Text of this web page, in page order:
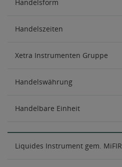
Handelsform
Handelszeiten
Xetra Instrumenten Gruppe
Handelswährung
Handelbare Einheit
Liquides Instrument gem. MiFIR